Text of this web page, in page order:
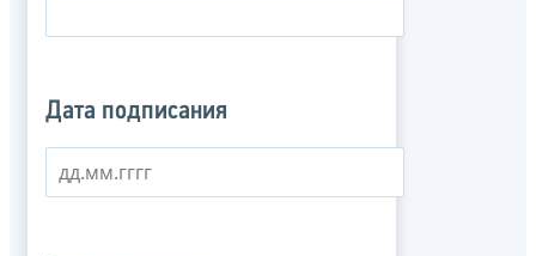
Дата подписания